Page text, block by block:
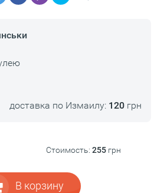
доставка по Измаилу: 120 грн
Стоимость:255 грн
В корзину